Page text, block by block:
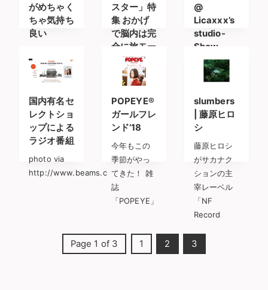
がめちゃく
ちゃ気持ち
良い
耳にした
「SIRUP」
という
スター」特
集 おかげ
で脳内は完
全に旅モー
ドに。
SNSなんか
るとかなり
の方が手に
取ったのが
@
Licaxxx’s
studio-
Show
Your
Room#1-
「tofubeats」
の建物探
訪。
「McGuffi
国内有名セ
レクトショ
ップによる
ラジオ番組
photo via
http://www.beams.c
POPEYE®
ガールフレ
ンド’18
今年もこの
季節がやっ
てきた！ 雑
誌
「POPEYE」
slumbers
| 藤原ヒロ
シ
藤原ヒロシ
がサカナク
ションの主
宰レーベル
「NF
Record
Page 1 of 3 1 2 3